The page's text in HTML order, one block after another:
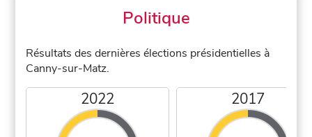
Politique
Résultats des dernières élections présidentielles à
Canny-sur-Matz.
2022 2017